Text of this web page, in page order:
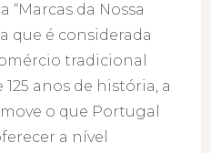
“Marcas da Nossa
que é considerada
tradicional
anos de história, a
o que Portugal
a nível